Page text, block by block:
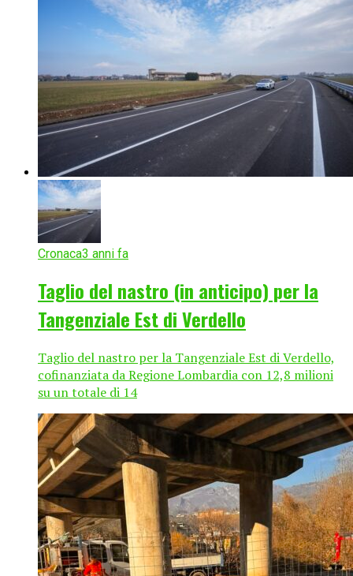
Cronaca3 anni fa
Taglio del nastro (in anticipo) per la
Tangenziale Est di Verdello
Taglio del nastro per la Tangenziale Est di Verdello,
cofinanziata da Regione Lombardia con 12,8 milioni
su un totale di 14